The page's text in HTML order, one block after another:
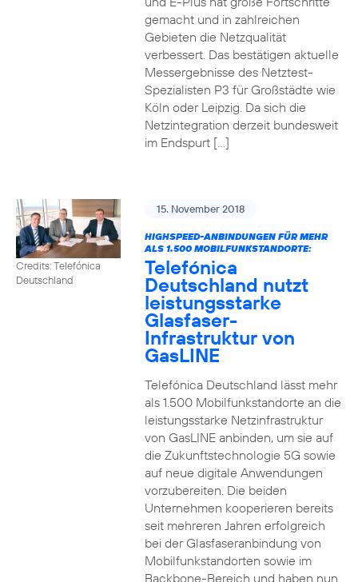
gemacht und in zahlreichen
Gebieten die Netzqualität
verbessert. Das bestätigen aktuelle
Messergebnisse des Netztest-
Spezialisten P3 für Großstädte wie
Köln oder Leipzig. Da sich die
Netzintegration derzeit bundesweit
im Endspurt […]
Credits: Telefónica
Deutschland
15. November 2018
HIGHSPEED-ANBINDUNGEN FÜR MEHR
ALS 1.500 MOBILFUNKSTANDORTE:
Telefónica
Deutschland nutzt
leistungsstarke
Glasfaser-
Infrastruktur von
GasLINE
Telefónica Deutschland lässt mehr
als 1.500 Mobilfunkstandorte an die
leistungsstarke Netzinfrastruktur
von GasLINE anbinden, um sie auf
die Zukunftstechnologie 5G sowie
auf neue digitale Anwendungen
vorzubereiten. Die beiden
Unternehmen kooperieren bereits
seit mehreren Jahren erfolgreich
bei der Glasfaseranbindung von
Mobilfunkstandorten sowie im
Backbone-Bereich und haben nun